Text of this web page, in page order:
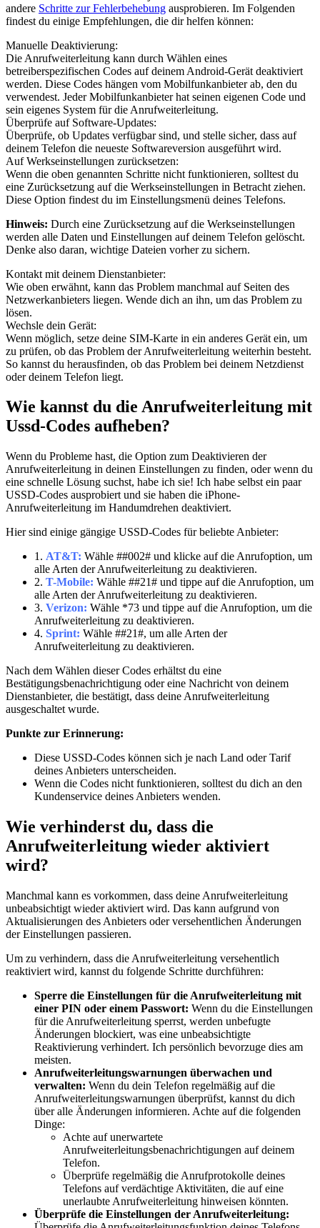
andere Schritte zur Fehlerbehebung ausprobieren. Im Folgenden
findest du einige Empfehlungen, die dir helfen können:
Manuelle Deaktivierung:
Die Anrufweiterleitung kann durch Wählen eines
betreiberspezifischen Codes auf deinem Android-Gerät deaktiviert
werden. Diese Codes hängen vom Mobilfunkanbieter ab, den du
verwendest. Jeder Mobilfunkanbieter hat seinen eigenen Code und
sein eigenes System für die Anrufweiterleitung.
Überprüfe auf Software-Updates:
Überprüfe, ob Updates verfügbar sind, und stelle sicher, dass auf
deinem Telefon die neueste Softwareversion ausgeführt wird.
Auf Werkseinstellungen zurücksetzen:
Wenn die oben genannten Schritte nicht funktionieren, solltest du
eine Zurücksetzung auf die Werkseinstellungen in Betracht ziehen.
Diese Option findest du im Einstellungsmenü deines Telefons.
Hinweis: Durch eine Zurücksetzung auf die Werkseinstellungen
werden alle Daten und Einstellungen auf deinem Telefon gelöscht.
Denke also daran, wichtige Dateien vorher zu sichern.
Kontakt mit deinem Dienstanbieter:
Wie oben erwähnt, kann das Problem manchmal auf Seiten des
Netzwerkanbieters liegen. Wende dich an ihn, um das Problem zu
lösen.
Wechsle dein Gerät:
Wenn möglich, setze deine SIM-Karte in ein anderes Gerät ein, um
zu prüfen, ob das Problem der Anrufweiterleitung weiterhin besteht.
So kannst du herausfinden, ob das Problem bei deinem Netzdienst
oder deinem Telefon liegt.
Wie kannst du die Anrufweiterleitung mit
Ussd-Codes aufheben?
Wenn du Probleme hast, die Option zum Deaktivieren der
Anrufweiterleitung in deinen Einstellungen zu finden, oder wenn du
eine schnelle Lösung suchst, habe ich sie! Ich habe selbst ein paar
USSD-Codes ausprobiert und sie haben die iPhone-
Anrufweiterleitung im Handumdrehen deaktiviert.
Hier sind einige gängige USSD-Codes für beliebte Anbieter:
1. AT&T: Wähle ##002# und klicke auf die Anrufoption, um
alle Arten der Anrufweiterleitung zu deaktivieren.
2. T-Mobile: Wähle ##21# und tippe auf die Anrufoption, um
alle Arten der Anrufweiterleitung zu deaktivieren.
3. Verizon: Wähle *73 und tippe auf die Anrufoption, um die
Anrufweiterleitung zu deaktivieren.
4. Sprint: Wähle ##21#, um alle Arten der
Anrufweiterleitung zu deaktivieren.
Nach dem Wählen dieser Codes erhältst du eine
Bestätigungsbenachrichtigung oder eine Nachricht von deinem
Dienstanbieter, die bestätigt, dass deine Anrufweiterleitung
ausgeschaltet wurde.
Punkte zur Erinnerung:
Diese USSD-Codes können sich je nach Land oder Tarif
deines Anbieters unterscheiden.
Wenn die Codes nicht funktionieren, solltest du dich an den
Kundenservice deines Anbieters wenden.
Wie verhinderst du, dass die
Anrufweiterleitung wieder aktiviert
wird?
Manchmal kann es vorkommen, dass deine Anrufweiterleitung
unbeabsichtigt wieder aktiviert wird. Das kann aufgrund von
Aktualisierungen des Anbieters oder versehentlichen Änderungen
der Einstellungen passieren.
Um zu verhindern, dass die Anrufweiterleitung versehentlich
reaktiviert wird, kannst du folgende Schritte durchführen:
Sperre die Einstellungen für die Anrufweiterleitung mit
einer PIN oder einem Passwort: Wenn du die Einstellungen
für die Anrufweiterleitung sperrst, werden unbefugte
Änderungen blockiert, was eine unbeabsichtigte
Reaktivierung verhindert. Ich persönlich bevorzuge dies am
meisten.
Anrufweiterleitungswarnungen überwachen und
verwalten: Wenn du dein Telefon regelmäßig auf die
Anrufweiterleitungswarnungen überprüfst, kannst du dich
über alle Änderungen informieren. Achte auf die folgenden
Dinge:
Achte auf unerwartete
Anrufweiterleitungsbenachrichtigungen auf deinem
Telefon.
Überprüfe regelmäßig die Anrufprotokolle deines
Telefons auf verdächtige Aktivitäten, die auf eine
unerlaubte Anrufweiterleitung hinweisen könnten.
Überprüfe die Einstellungen der Anrufweiterleitung: